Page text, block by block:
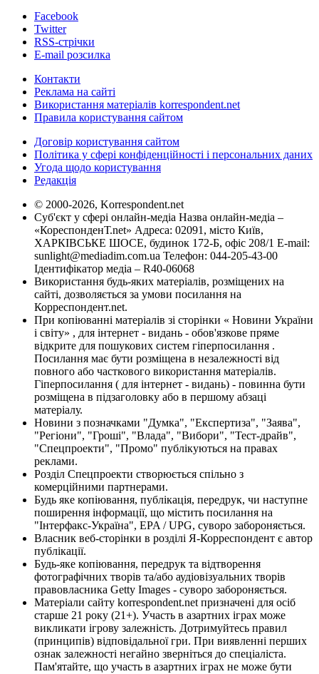
Facebook
Twitter
RSS-стрічки
E-mail розсилка
Контакти
Реклама на сайті
Використання матеріалів korrespondent.net
Правила користування сайтом
Договір користування сайтом
Політика у сфері конфіденційності і персональних даних
Угода щодо користування
Редакція
© 2000-2026, Korrespondent.net
Суб'єкт у сфері онлайн-медіа Назва онлайн-медіа –
«КореспонденТ.net» Адреса: 02091, місто Київ,
ХАРКІВСЬКЕ ШОСЕ, будинок 172-Б, офіс 208/1 E-mail:
sunlight@mediadim.com.ua Телефон: 044-205-43-00
Ідентифікатор медіа – R40-06068
Використання будь-яких матеріалів, розміщених на
сайті, дозволяється за умови посилання на
Корреспондент.net.
При копіюванні матеріалів зі сторінки « Новини України
і світу» , для інтернет - видань - обов'язкове пряме
відкрите для пошукових систем гіперпосилання .
Посилання має бути розміщена в незалежності від
повного або часткового використання матеріалів.
Гіперпосилання ( для інтернет - видань) - повинна бути
розміщена в підзаголовку або в першому абзаці
матеріалу.
Новини з позначками "Думка", "Експертиза", "Заява",
"Регіони", "Гроші", "Влада", "Вибори", "Тест-драйв",
"Спецпроекти", "Промо" публікуються на правах
реклами.
Розділ Спецпроекти створюється спільно з
комерційними партнерами.
Будь яке копіювання, публікація, передрук, чи наступне
поширення інформації, що містить посилання на
"Інтерфакс-Україна", EPA / UPG, суворо забороняється.
Власник веб-сторінки в розділі Я-Корреспондент є автор
публікації.
Будь-яке копіювання, передрук та відтворення
фотографічних творів та/або аудіовізуальних творів
правовласника Getty Images - суворо забороняється.
Матеріали сайту korrespondent.net призначені для осіб
старше 21 року (21+). Участь в азартних іграх може
викликати ігрову залежність. Дотримуйтесь правил
(принципів) відповідальної гри. При виявленні перших
ознак залежності негайно зверніться до спеціаліста.
Пам'ятайте, що участь в азартних іграх не може бути